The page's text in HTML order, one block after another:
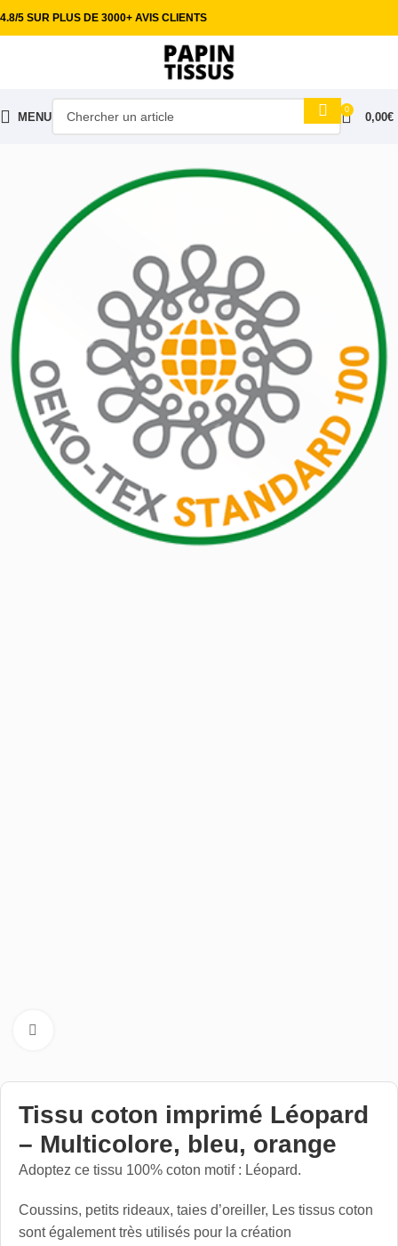
4.8/5 SUR PLUS DE 3000+ AVIS CLIENTS
MENU
0
0,00€
Tissu coton imprimé Léopard
– Multicolore, bleu, orange
Adoptez ce tissu 100% coton motif : Léopard.
Coussins, petits rideaux, taies d’oreiller, Les tissus coton
sont également très utilisés pour la création